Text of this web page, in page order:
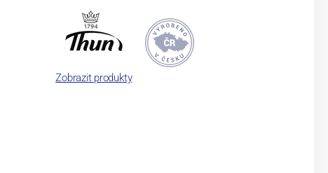
Zobrazit produkty